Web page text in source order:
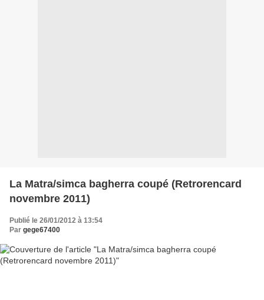
La Matra/simca bagherra coupé (Retrorencard
novembre 2011)
Publié le 26/01/2012 à 13:54
Par gege67400